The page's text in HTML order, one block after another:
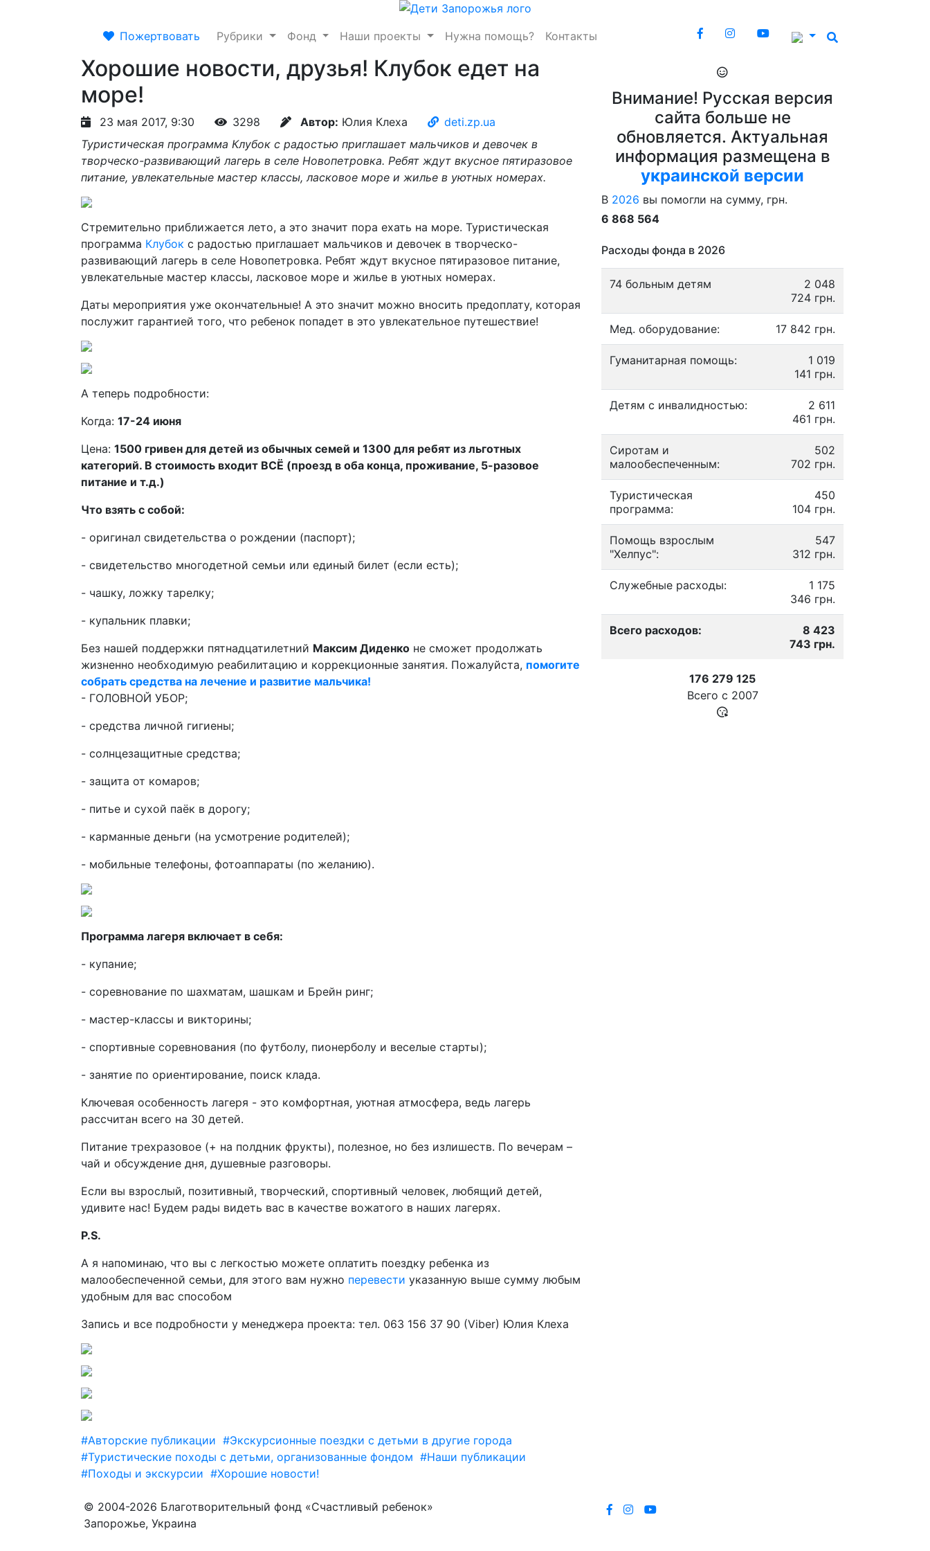
Пожертвовать Рубрики Фонд Наши проекты Нужна помощь? Контакты
Хорошие новости, друзья! Клубок едет на
море!
23 мая 2017, 9:30 3298 Автор: Юлия Клеха
deti.zp.ua
Туристическая программа Клубок с радостью приглашает мальчиков и девочек в
творческо-развивающий лагерь в селе Новопетровка. Ребят ждут вкусное пятиразовое
питание, увлекательные мастер классы, ласковое море и жилье в уютных номерах.
Стремительно приближается лето, а это значит пора ехать на море. Туристическая
программа Клубок с радостью приглашает мальчиков и девочек в творческо-
развивающий лагерь в селе Новопетровка. Ребят ждут вкусное пятиразовое питание,
увлекательные мастер классы, ласковое море и жилье в уютных номерах.
Даты мероприятия уже окончательные! А это значит можно вносить предоплату, которая
послужит гарантией того, что ребенок попадет в это увлекательное путешествие!
А теперь подробности:
Когда: 17-24 июня
Цена: 1500 гривен для детей из обычных семей и 1300 для ребят из льготных
категорий. В стоимость входит ВСЁ (проезд в оба конца, проживание, 5-разовое
питание и т.д.)
Что взять с собой:
- оригинал свидетельства о рождении (паспорт);
- свидетельство многодетной семьи или единый билет (если есть);
- чашку, ложку тарелку;
- купальник плавки;
Без нашей поддержки пятнадцатилетний Максим Диденко не сможет продолжать
жизненно необходимую реабилитацию и коррекционные занятия. Пожалуйста, помогите
собрать средства на лечение и развитие мальчика!
- ГОЛОВНОЙ УБОР;
- средства личной гигиены;
- солнцезащитные средства;
- защита от комаров;
- питье и сухой паёк в дорогу;
- карманные деньги (на усмотрение родителей);
- мобильные телефоны, фотоаппараты (по желанию).
Программа лагеря включает в себя:
- купание;
- соревнование по шахматам, шашкам и Брейн ринг;
- мастер-классы и викторины;
- спортивные соревнования (по футболу, пионерболу и веселые старты);
- занятие по ориентирование, поиск клада.
Ключевая особенность лагеря - это комфортная, уютная атмосфера, ведь лагерь
рассчитан всего на 30 детей.
Питание трехразовое (+ на полдник фрукты), полезное, но без излишеств. По вечерам –
чай и обсуждение дня, душевные разговоры.
Если вы взрослый, позитивный, творческий, спортивный человек, любящий детей,
удивите нас! Будем рады видеть вас в качестве вожатого в наших лагерях.
P.S.
А я напоминаю, что вы с легкостью можете оплатить поездку ребенка из
малообеспеченной семьи, для этого вам нужно перевести указанную выше сумму любым
удобным для вас способом
Запись и все подробности у менеджера проекта: тел. 063 156 37 90 (Viber) Юлия Клеха
#Авторские публикации #Экскурсионные поездки с детьми в другие города
#Туристические походы с детьми, организованные фондом #Наши публикации
#Походы и экскурсии #Хорошие новости!
Внимание! Русская версия
сайта больше не
обновляется. Актуальная
информация размещена в
украинской версии
В 2026 вы помогли на сумму, грн.
6 868 564
Расходы фонда в 2026
74 больным детям
2 048
724 грн.
Мед. оборудование: 17 842 грн.
Гуманитарная помощь:
1 019
141 грн.
Детям с инвалидностью:
2 611
461 грн.
Сиротам и
малообеспеченным:
502
702 грн.
Туристическая
программа:
450
104 грн.
Помощь взрослым
"Хелпус":
547
312 грн.
Служебные расходы:
1 175
346 грн.
Всего расходов:
8 423
743 грн.
176 279 125
Всего с 2007
© 2004-2026 Благотворительный фонд «Счастливый ребенок»
Запорожье, Украина